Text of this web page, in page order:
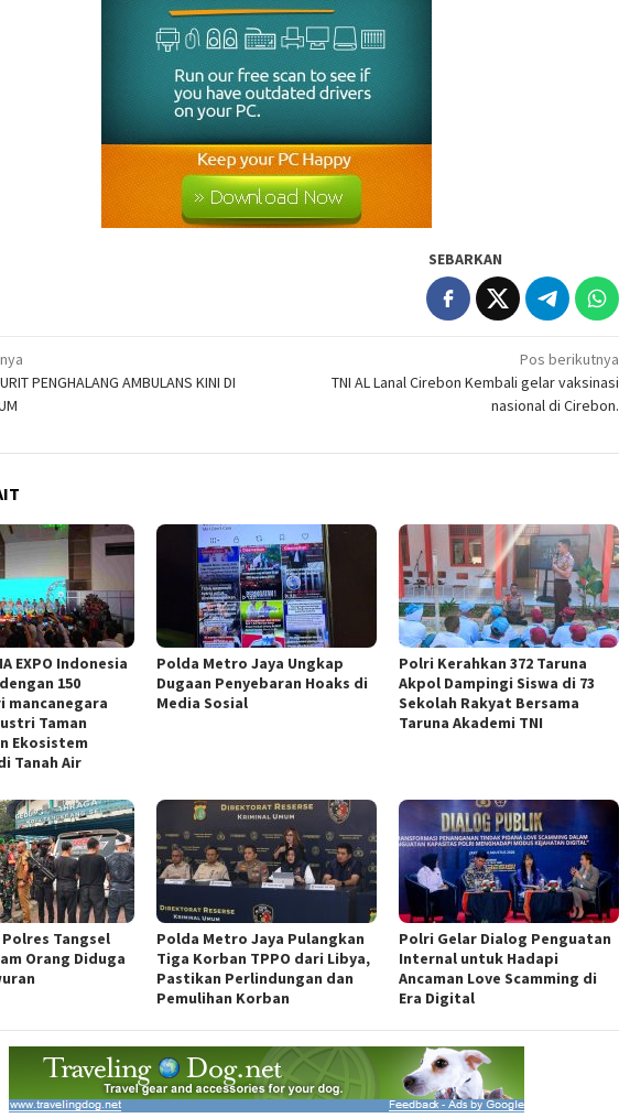
SEBARKAN
PENGHALANG AMBULANS KINI DI
Pos berikutnya
TNI AL Lanal Cirebon Kembali gelar vaksinasi
nasional di Cirebon.
EXPO Indonesia
150
mancanegara
Taman
Ekosistem
Tanah Air
Polda Metro Jaya Ungkap
Dugaan Penyebaran Hoaks di
Media Sosial
Polri Kerahkan 372 Taruna
Akpol Dampingi Siswa di 73
Sekolah Rakyat Bersama
Taruna Akademi TNI
Tangsel
Orang Diduga
Polda Metro Jaya Pulangkan
Tiga Korban TPPO dari Libya,
Pastikan Perlindungan dan
Pemulihan Korban
Polri Gelar Dialog Penguatan
Internal untuk Hadapi
Ancaman Love Scamming di
Era Digital